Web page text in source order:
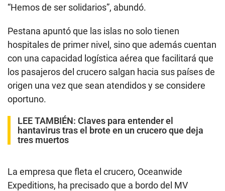
“Hemos de ser solidarios”, abundó.
Pestana apuntó que las islas no solo tienen
hospitales de primer nivel, sino que además cuentan
con una capacidad logística aérea que facilitará que
los pasajeros del crucero salgan hacia sus países de
origen una vez que sean atendidos y se considere
oportuno.
LEE TAMBIÉN: Claves para entender el
hantavirus tras el brote en un crucero que deja
tres muertos
La empresa que fleta el crucero, Oceanwide
Expeditions, ha precisado que a bordo del MV